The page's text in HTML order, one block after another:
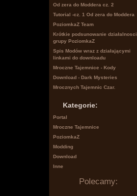
Od zera do Moddera cz. 2
Tutorial -cz. 1 Od zera do Moddera
PoziomkaZ Team
Krótkie podsunowanie działalnosci
grupy PoziomkaZ
Spis Modów wraz z działającymi
linkami do downloadu
Mroczne Tajemnice - Kody
Download - Dark Mysteries
Mrocznych Tajemnic Czar.
Kategorie:
Portal
Mroczne Tajemnice
PoziomkaZ
Modding
Download
Inne
Polecamy: